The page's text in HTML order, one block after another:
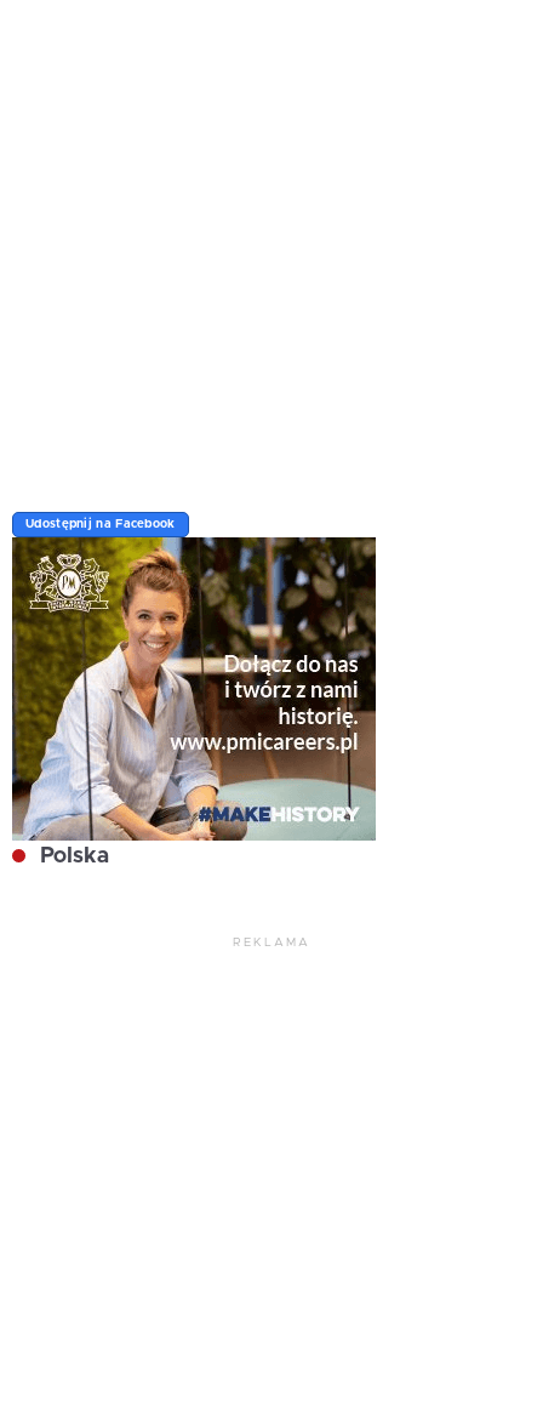
Udostępnij na Facebook
Polska
REKLAMA